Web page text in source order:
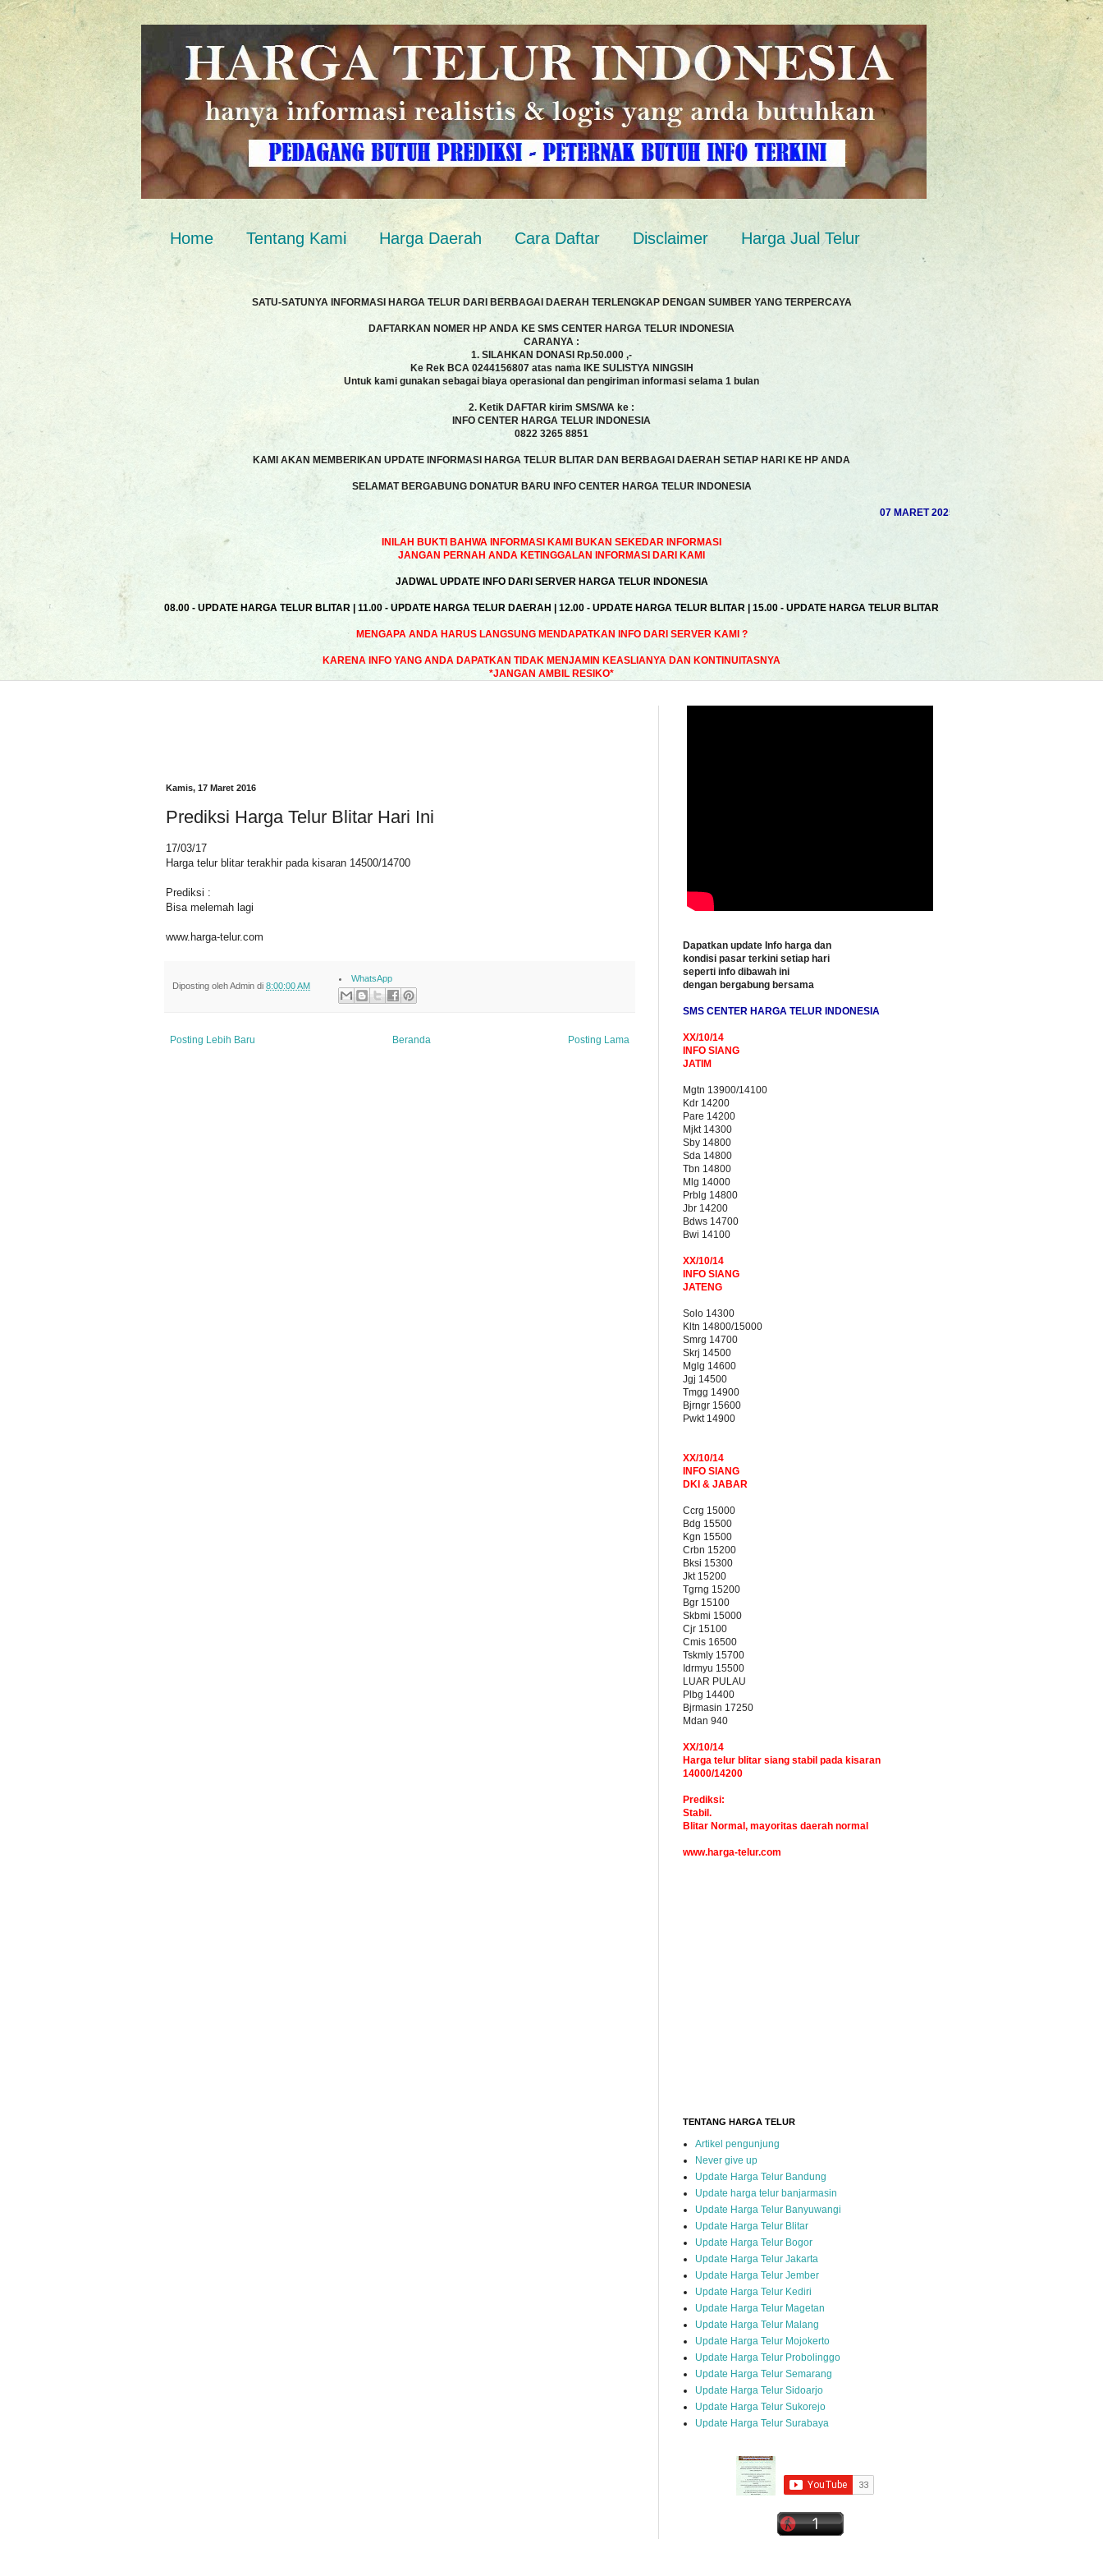
Home Tentang Kami Harga Daerah Cara Daftar Disclaimer Harga Jual Telur
SATU-SATUNYA INFORMASI HARGA TELUR DARI BERBAGAI DAERAH TERLENGKAP DENGAN SUMBER YANG TERPERCAYA
DAFTARKAN NOMER HP ANDA KE SMS CENTER HARGA TELUR INDONESIA
CARANYA :
1. SILAHKAN DONASI Rp.50.000 ,-
Ke Rek BCA 0244156807 atas nama IKE SULISTYA NINGSIH
Untuk kami gunakan sebagai biaya operasional dan pengiriman informasi selama 1 bulan
2. Ketik DAFTAR kirim SMS/WA ke :
INFO CENTER HARGA TELUR INDONESIA
0822 3265 8851
KAMI AKAN MEMBERIKAN UPDATE INFORMASI HARGA TELUR BLITAR DAN BERBAGAI DAERAH SETIAP HARI KE HP ANDA
SELAMAT BERGABUNG DONATUR BARU INFO CENTER HARGA TELUR INDONESIA
07 MARET 2025 | AKHSAN ROSYIDI |
INILAH BUKTI BAHWA INFORMASI KAMI BUKAN SEKEDAR INFORMASI
JANGAN PERNAH ANDA KETINGGALAN INFORMASI DARI KAMI
JADWAL UPDATE INFO DARI SERVER HARGA TELUR INDONESIA
08.00 - UPDATE HARGA TELUR BLITAR | 11.00 - UPDATE HARGA TELUR DAERAH | 12.00 - UPDATE HARGA TELUR BLITAR | 15.00 - UPDATE HARGA TELUR BLITAR
MENGAPA ANDA HARUS LANGSUNG MENDAPATKAN INFO DARI SERVER KAMI ?
KARENA INFO YANG ANDA DAPATKAN TIDAK MENJAMIN KEASLIANYA DAN KONTINUITASNYA
*JANGAN AMBIL RESIKO*
Kamis, 17 Maret 2016
Prediksi Harga Telur Blitar Hari Ini
17/03/17
Harga telur blitar terakhir pada kisaran 14500/14700
Prediksi :
Bisa melemah lagi
www.harga-telur.com
Diposting olehAdmin di 8:00:00 AM
WhatsApp
Posting Lebih Baru Posting Lama
Beranda
Dapatkan update Info harga dan
kondisi pasar terkini setiap hari
seperti info dibawah ini
dengan bergabung bersama
SMS CENTER HARGA TELUR INDONESIA
XX/10/14
INFO SIANG
JATIM
Mgtn 13900/14100
Kdr 14200
Pare 14200
Mjkt 14300
Sby 14800
Sda 14800
Tbn 14800
Mlg 14000
Prblg 14800
Jbr 14200
Bdws 14700
Bwi 14100
XX/10/14
INFO SIANG
JATENG
Solo 14300
Kltn 14800/15000
Smrg 14700
Skrj 14500
Mglg 14600
Jgj 14500
Tmgg 14900
Bjrngr 15600
Pwkt 14900
XX/10/14
INFO SIANG
DKI & JABAR
Ccrg 15000
Bdg 15500
Kgn 15500
Crbn 15200
Bksi 15300
Jkt 15200
Tgrng 15200
Bgr 15100
Skbmi 15000
Cjr 15100
Cmis 16500
Tskmly 15700
Idrmyu 15500
LUAR PULAU
Plbg 14400
Bjrmasin 17250
Mdan 940
XX/10/14
Harga telur blitar siang stabil pada kisaran
14000/14200
Prediksi:
Stabil.
Blitar Normal, mayoritas daerah normal
www.harga-telur.com
TENTANG HARGA TELUR
Artikel pengunjung
Never give up
Update Harga Telur Bandung
Update harga telur banjarmasin
Update Harga Telur Banyuwangi
Update Harga Telur Blitar
Update Harga Telur Bogor
Update Harga Telur Jakarta
Update Harga Telur Jember
Update Harga Telur Kediri
Update Harga Telur Magetan
Update Harga Telur Malang
Update Harga Telur Mojokerto
Update Harga Telur Probolinggo
Update Harga Telur Semarang
Update Harga Telur Sidoarjo
Update Harga Telur Sukorejo
Update Harga Telur Surabaya